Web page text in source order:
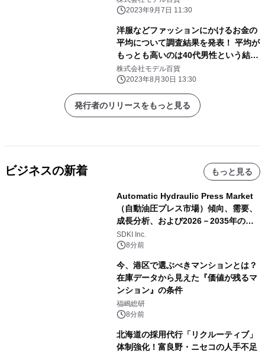
2023年9月7日 11:30
洋服などファッションにかけるお金の
平均について調査結果を発表！ 平均が
もっとも高いのは40代男性という結果
に
株式会社モデル百貨
2023年8月30日 13:30
発行者のリリースをもっと見る
ビジネスの新着 もっと見る
Automatic Hydraulic Press Market
（自動油圧プレス市場）傾向、需要、
成長分析、および2026－2035年の予
測
SDKI Inc.
8分前
今、港区で選ぶべきマンションとは？
在庫データから見えた『価値が残るマ
ンション』の条件
福嶋総研
8分前
北海道の採用代行「リクルーティブ」
体制強化！富良野・ニセコの人手不足